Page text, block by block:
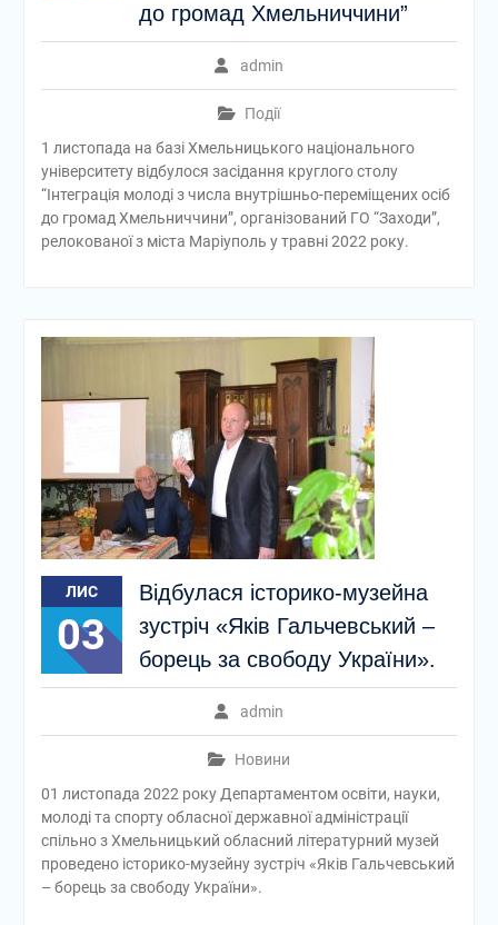
до громад Хмельниччини”
admin
Події
1 листопада на базі Хмельницького національного
університету відбулося засідання круглого столу
“Інтеграція молоді з числа внутрішньо-переміщених осіб
до громад Хмельниччини”, організований ГО “Заходи”,
релокованої з міста Маріуполь у травні 2022 року.
ЛИС
03
Відбулася історико-музейна
зустріч «Яків Гальчевський –
борець за свободу України».
admin
Новини
01 листопада 2022 року Департаментом освіти, науки,
молоді та спорту обласної державної адміністрації
спільно з Хмельницький обласний літературний музей
проведено історико-музейну зустріч «Яків Гальчевський
– борець за свободу України».